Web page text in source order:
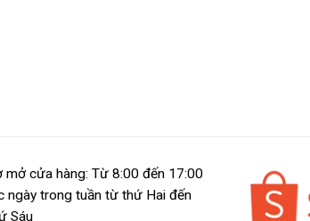
mở cửa hàng: Từ 8:00 đến 17:00
ngày trong tuần từ thứ Hai đến
Sáu